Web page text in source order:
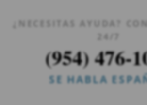
¿NECESITAS AYUDA?
24/7
(954) 476-
SE HABLA